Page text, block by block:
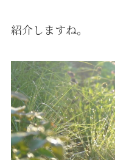
紹介しますね。